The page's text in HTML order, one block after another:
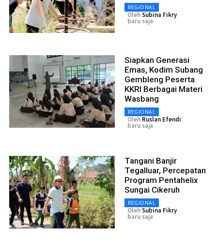
REGIONAL
OlehSubina Fikry
baru saja
Siapkan Generasi
Emas, Kodim Subang
Gembleng Peserta
KKRI Berbagai Materi
Wasbang
REGIONAL
Oleh Ruslan Efendi
baru saja
Tangani Banjir
Tegalluar, Percepatan
Program Pentahelix
Sungai Cikeruh
REGIONAL
OlehSubina Fikry
baru saja